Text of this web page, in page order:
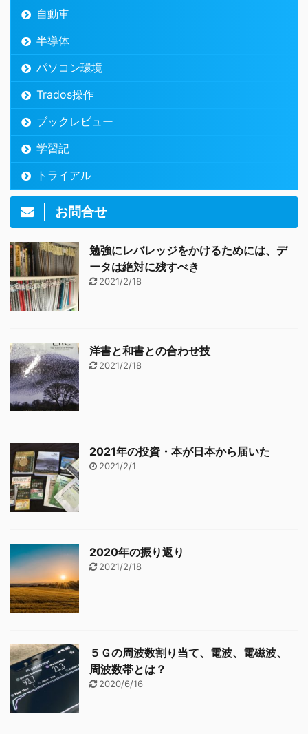
自動車
半導体
パソコン環境
Trados操作
ブックレビュー
学習記
トライアル
お問合せ
勉強にレバレッジをかけるためには、デ
ータは絶対に残すべき
2021/2/18
洋書と和書との合わせ技
2021/2/18
2021年の投資・本が日本から届いた
2021/2/1
2020年の振り返り
2021/2/18
５Ｇの周波数割り当て、電波、電磁波、
周波数帯とは？
2020/6/16